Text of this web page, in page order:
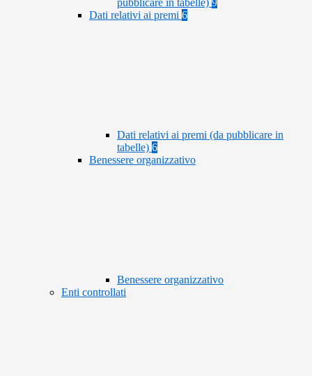
pubblicare in tabelle) 9
Dati relativi ai premi 6
Dati relativi ai premi (da pubblicare in
tabelle) 6
Benessere organizzativo
Benessere organizzativo
Enti controllati